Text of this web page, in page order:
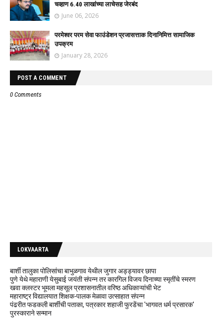
चव्हाण 6.40 लाखांच्या लाचेसह जेरबंद
June 06, 2026
परमेश्वर परम सेवा फाउंडेशन प्रजासत्ताक दिनानिमित्त सामाजिक
उपक्रम
January 28, 2026
POST A COMMENT
0 Comments
LOKVAARTA
बार्शी तालुका पोलिसांचा बाभुळगाव येथील जुगार अड्ड्यावर छापा
पुणे येथे महाराणी येसुबाई जयंती संपन्न तर कारगिल विजय दिनाच्या स्मृतींचे स्मरण
खवा क्लस्टर भूमला महसूल प्रशासनातील वरिष्ठ अधिकाऱ्यांची भेट
महाराष्ट्र विद्यालयात शिक्षक-पालक मेळावा उत्साहात संपन्न
पंढरीत फडकली बार्शीची पताका, पत्रकार शहाजी फुरडेंचा 'भागवत धर्म प्रसारक'
पुरस्काराने सन्मान